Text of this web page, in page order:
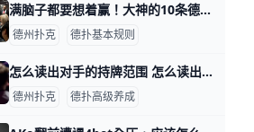
满脑子都要想着赢！大神的10条德扑建议 本文作者Chris Moorman是线上扑克世界的一个传奇。来自英国的他是全球首位线上锦标赛收入超过1000万美元大关的扑克玩家。他碾压各大锦
德州扑克 德扑基本规则
怎么读出对手的持牌范围 怎么读出对手的持牌范围 读牌是一个通过分析所获信息重新评估对手起手牌的过程。为重新评估，你需要问自己多个问题，每个问题都是为了缩小对手可能的持
德州扑克 德扑高级养成